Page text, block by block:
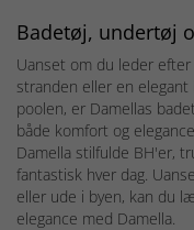
Badetøj, undertøj
Uanset om du leder
stranden eller en
poolen, er Damellas
både komfort og
Damella stilfulde BH'er,
fantastisk hver dag.
eller ude i byen, kan du
elegance med Damella.